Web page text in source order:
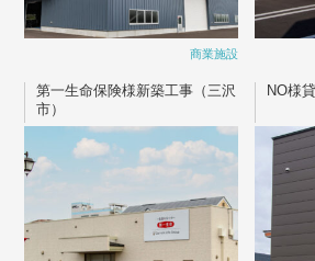
商業施設
第一生命保険様新築工事（三沢
市）
NO様